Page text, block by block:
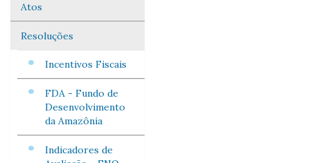
Navegação
Atos
Resoluções
Incentivos Fiscais
FDA - Fundo de
Desenvolvimento
da Amazônia
Indicadores de